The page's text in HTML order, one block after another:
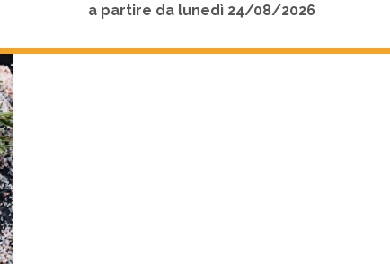
a partire da lunedì 24/08/2026